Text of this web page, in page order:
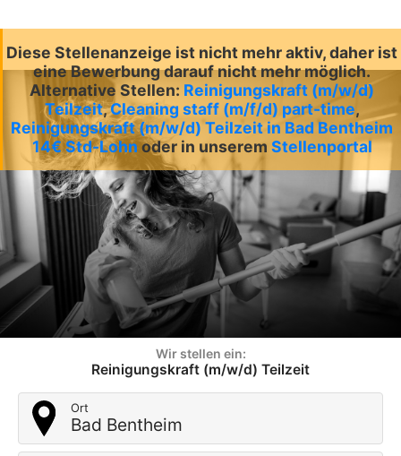
Diese Stellenanzeige ist nicht mehr aktiv, daher ist
eine Bewerbung darauf nicht mehr möglich.
Alternative Stellen: Reinigungskraft (m/w/d)
Teilzeit,Cleaning staff (m/f/d) part-time,
Reinigungskraft (m/w/d) Teilzeit in Bad Bentheim
14€ Std-Lohn oder in unserem Stellenportal
Wir stellen ein:
Reinigungskraft (m/w/d) Teilzeit
Ort
Bad Bentheim